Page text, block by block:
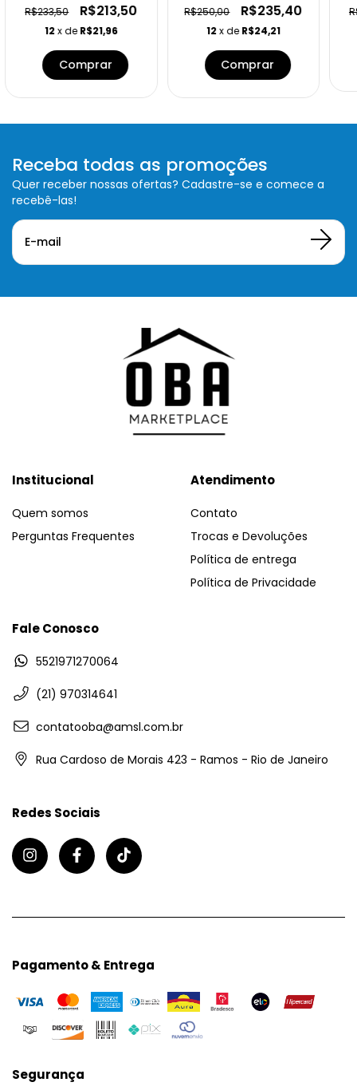
R$233,50 R$213,50
12x deR$21,96
R$250,00 R$235,40
12x deR$24,21
Receba todas as promoções
Quer receber nossas ofertas? Cadastre-se e comece a
recebê-las!
Institucional
Quem somos
Perguntas Frequentes
Atendimento
Contato
Trocas e Devoluções
Política de entrega
Política de Privacidade
Fale Conosco
5521971270064
(21) 970314641
contatooba@amsl.com.br
Rua Cardoso de Morais 423 - Ramos - Rio de Janeiro
Redes Sociais
Pagamento & Entrega
Segurança